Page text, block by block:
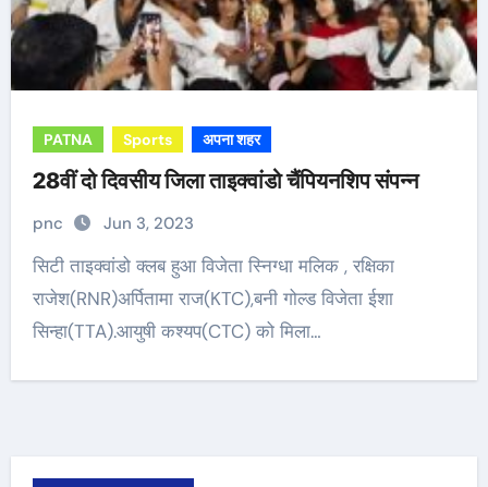
PATNA Sports अपना शहर
28वीं दो दिवसीय जिला ताइक्वांडो चैंपियनशिप संपन्न
pnc Jun 3, 2023
सिटी ताइक्वांडो क्लब हुआ विजेता स्निग्धा मलिक , रक्षिका
राजेश(RNR)अर्पितामा राज(KTC),बनी गोल्ड विजेता ईशा
सिन्हा(TTA).आयुषी कश्यप(CTC) को मिला…